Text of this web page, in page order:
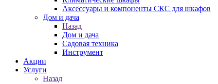
Аксессуары и компоненты СКС для шкафов
Дом и дача
Назад
Дом и дача
Садовая техника
Инструмент
Акции
Услуги
Назад